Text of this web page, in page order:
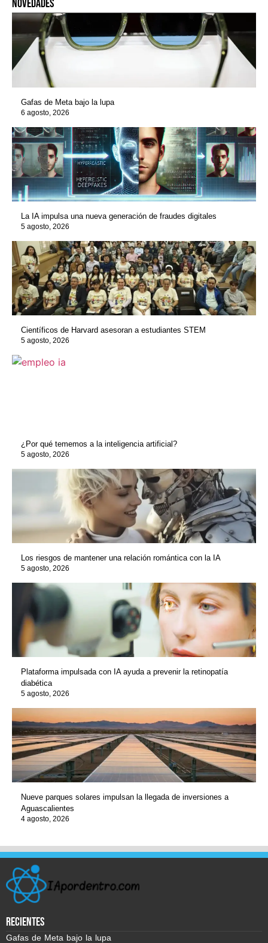
novedades
Gafas de Meta bajo la lupa
6 agosto, 2026
La IA impulsa una nueva generación de fraudes digitales
5 agosto, 2026
Científicos de Harvard asesoran a estudiantes STEM
5 agosto, 2026
¿Por qué tememos a la inteligencia artificial?
5 agosto, 2026
Los riesgos de mantener una relación romántica con la IA
5 agosto, 2026
Plataforma impulsada con IA ayuda a prevenir la retinopatía
diabética
5 agosto, 2026
Nueve parques solares impulsan la llegada de inversiones a
Aguascalientes
4 agosto, 2026
recientes
Gafas de Meta bajo la lupa